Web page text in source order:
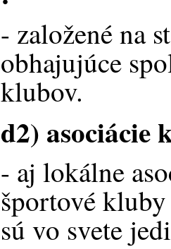
- založené na
obhajujúce
klubov.
d2) asociácie
- aj lokálne
športové
sú vo svete